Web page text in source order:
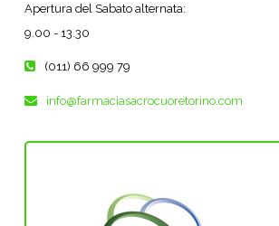
Apertura del Sabato alternata:
9.00 - 13.30
(011) 66 999 79
info@farmaciasacrocuoretorino.com